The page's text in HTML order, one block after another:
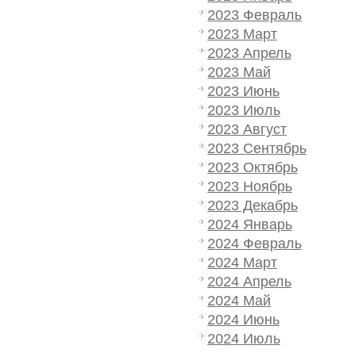
2023 Февраль
2023 Март
2023 Апрель
2023 Май
2023 Июнь
2023 Июль
2023 Август
2023 Сентябрь
2023 Октябрь
2023 Ноябрь
2023 Декабрь
2024 Январь
2024 Февраль
2024 Март
2024 Апрель
2024 Май
2024 Июнь
2024 Июль